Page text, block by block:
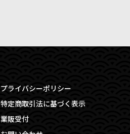
プライバシーポリシー
特定商取引法に基づく表示
業販受付